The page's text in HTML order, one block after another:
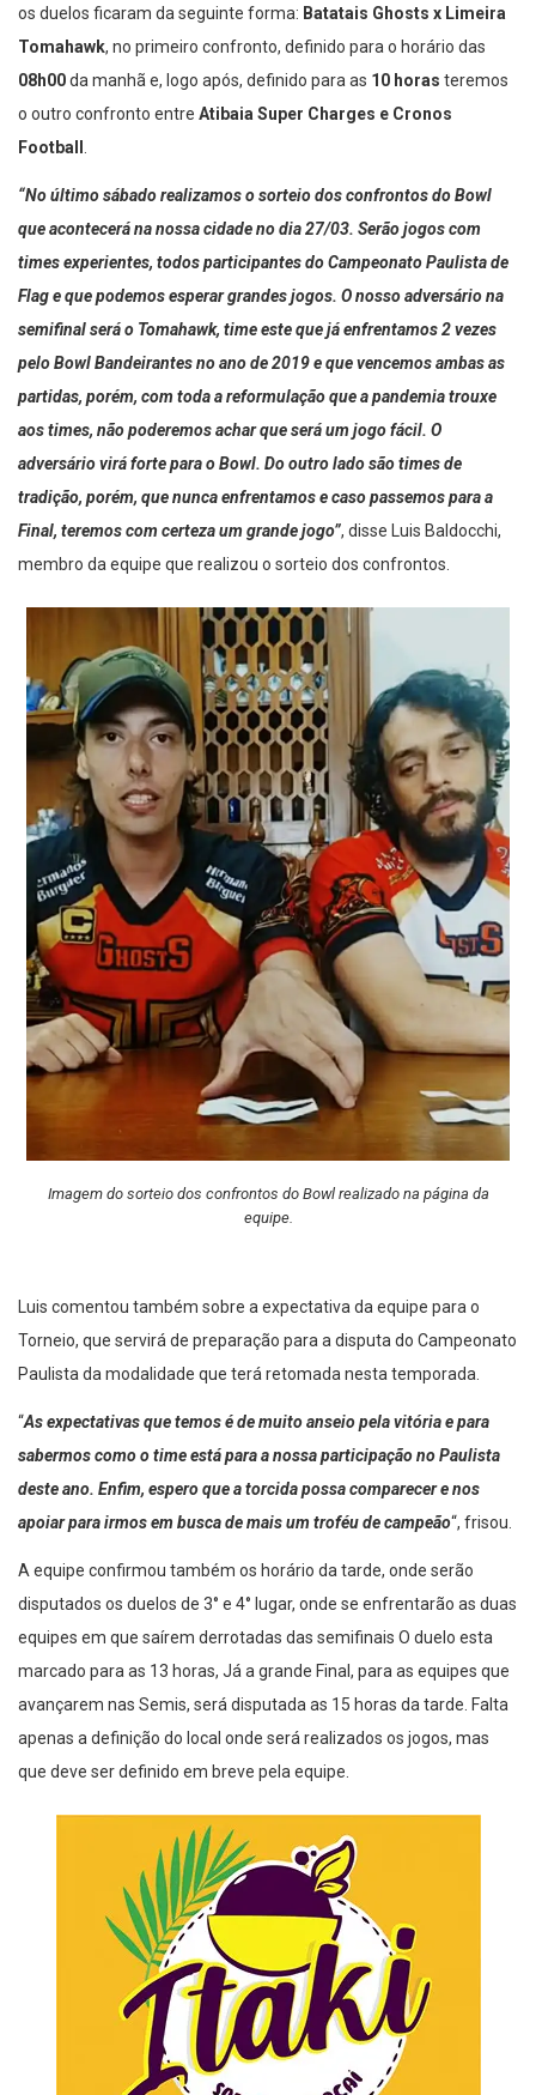
os duelos ficaram da seguinte forma: Batatais Ghosts x Limeira
Tomahawk, no primeiro confronto, definido para o horário das
08h00 da manhã e, logo após, definido para as 10 horas teremos
o outro confronto entre Atibaia Super Charges e Cronos
Football.
“No último sábado realizamos o sorteio dos confrontos do Bowl
que acontecerá na nossa cidade no dia 27/03. Serão jogos com
times experientes, todos participantes do Campeonato Paulista de
Flag e que podemos esperar grandes jogos. O nosso adversário na
semifinal será o Tomahawk, time este que já enfrentamos 2 vezes
pelo Bowl Bandeirantes no ano de 2019 e que vencemos ambas as
partidas, porém, com toda a reformulação que a pandemia trouxe
aos times, não poderemos achar que será um jogo fácil. O
adversário virá forte para o Bowl. Do outro lado são times de
tradição, porém, que nunca enfrentamos e caso passemos para a
Final, teremos com certeza um grande jogo” , disse Luis Baldocchi,
membro da equipe que realizou o sorteio dos confrontos.
Imagem do sorteio dos confrontos do Bowl realizado na página da
equipe.
Luis comentou também sobre a expectativa da equipe para o
Torneio, que servirá de preparação para a disputa do Campeonato
Paulista da modalidade que terá retomada nesta temporada.
“As expectativas que temos é de muito anseio pela vitória e para
sabermos como o time está para a nossa participação no Paulista
deste ano. Enfim, espero que a torcida possa comparecer e nos
apoiar para irmos em busca de mais um troféu de campeão “, frisou.
A equipe confirmou também os horário da tarde, onde serão
disputados os duelos de 3° e 4° lugar, onde se enfrentarão as duas
equipes em que saírem derrotadas das semifinais O duelo esta
marcado para as 13 horas, Já a grande Final, para as equipes que
avançarem nas Semis, será disputada as 15 horas da tarde. Falta
apenas a definição do local onde será realizados os jogos, mas
que deve ser definido em breve pela equipe.